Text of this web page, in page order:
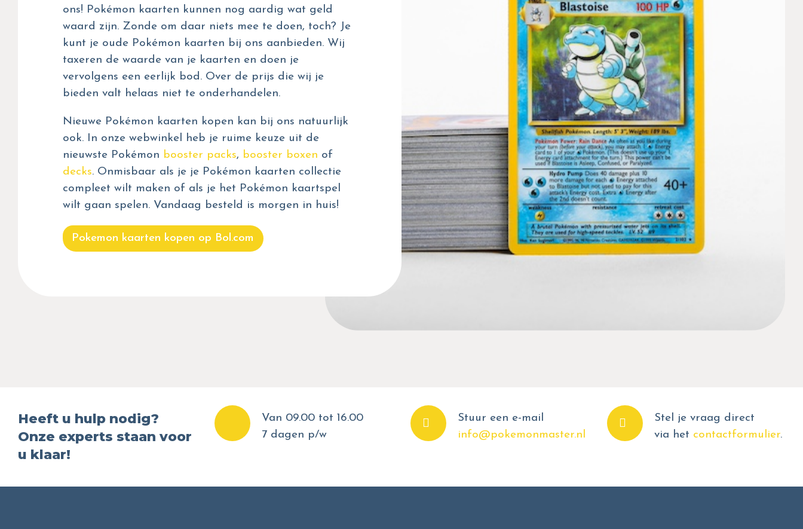
ons! Pokémon kaarten kunnen nog aardig wat geld
waard zijn. Zonde om daar niets mee te doen, toch? Je
kunt je oude Pokémon kaarten bij ons aanbieden. Wij
taxeren de waarde van je kaarten en doen je
vervolgens een eerlijk bod. Over de prijs die wij je
bieden valt helaas niet te onderhandelen.
Nieuwe Pokémon kaarten kopen kan bij ons natuurlijk
ook. In onze webwinkel heb je ruime keuze uit de
nieuwste Pokémon booster packs, booster boxen of
decks. Onmisbaar als je je Pokémon kaarten collectie
compleet wilt maken of als je het Pokémon kaartspel
wilt gaan spelen. Vandaag besteld is morgen in huis!
Pokemon kaarten kopen op Bol.com
Heeft u hulp nodig?
Onze experts staan voor
u klaar!
Van 09.00 tot 16.00
7 dagen p/w
Stuur een e-mail
info@pokemonmaster.nl
Stel je vraag direct
via het contactformulier.